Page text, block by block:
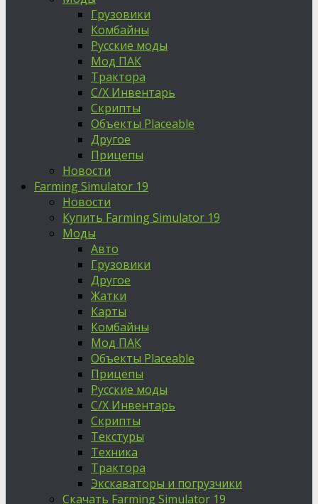
Грузовики
Комбайны
Русские моды
Мод ПАК
Трактора
С/Х Инвентарь
Скрипты
Объекты Placeable
Другое
Прицепы
Новости
Farming Simulator 19
Новости
Купить Farming Simulator 19
Моды
Авто
Грузовики
Другое
Жатки
Карты
Комбайны
Мод ПАК
Объекты Placeable
Прицепы
Русские моды
С/Х Инвентарь
Скрипты
Текстуры
Техника
Трактора
Экскаваторы и погрузчики
Скачать Farming Simulator 19